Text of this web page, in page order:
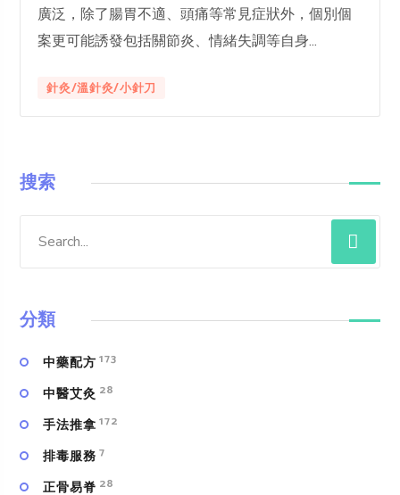
廣泛，除了腸胃不適、頭痛等常見症狀外，個別個
案更可能誘發包括關節炎、情緒失調等自身...
針灸/溫針灸/小針刀
搜索
分類
中藥配方 173
中醫艾灸 28
手法推拿 172
排毒服務 7
正骨易脊 28